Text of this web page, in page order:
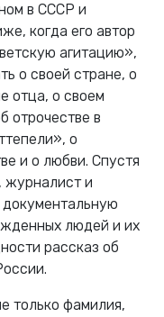
в СССР и
когда его автор
агитацию»,
о своей стране, о
отца, о своем
отрочестве в
о
и о любви. Спустя
журналист и
людей и их
рассказ об
только фамилия,